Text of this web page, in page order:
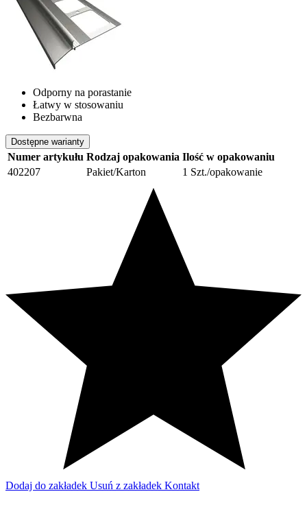
Odporny na porastanie
Łatwy w stosowaniu
Bezbarwna
Dostępne warianty
Numer artykułu Rodzaj opakowania Ilość w opakowaniu
402207
Pakiet/Karton 1 Szt./opakowanie
Dodaj do zakładek Usuń z zakładek Kontakt